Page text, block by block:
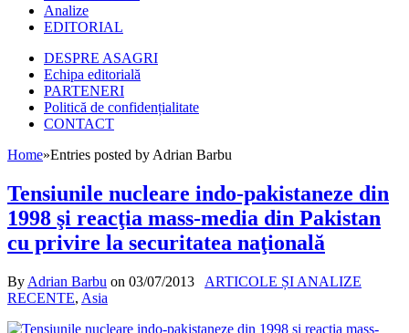
Analize
EDITORIAL
DESPRE ASAGRI
Echipa editorială
PARTENERI
Politică de confidențialitate
CONTACT
Home»Entries posted by Adrian Barbu
Tensiunile nucleare indo-pakistaneze din
1998 şi reacţia mass-media din Pakistan
cu privire la securitatea naţională
By Adrian Barbu on 03/07/2013
ARTICOLE ȘI ANALIZE
RECENTE, Asia